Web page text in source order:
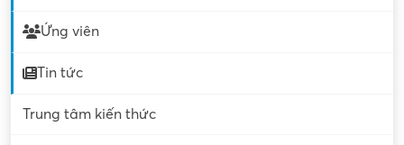
Ứng viên
Tin tức
Trung tâm kiến thức